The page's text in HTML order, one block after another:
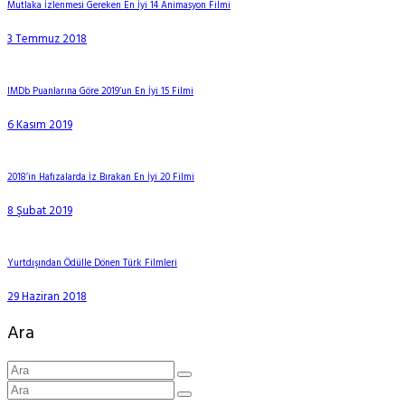
Mutlaka İzlenmesi Gereken En İyi 14 Animasyon Filmi
3 Temmuz 2018
IMDb Puanlarına Göre 2019’un En İyi 15 Filmi
6 Kasım 2019
2018’in Hafızalarda İz Bırakan En İyi 20 Filmi
8 Şubat 2019
Yurtdışından Ödülle Dönen Türk Filmleri
29 Haziran 2018
Ara